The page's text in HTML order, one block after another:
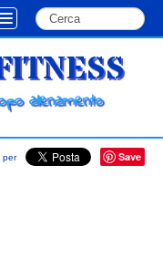
allenamento
Save
per